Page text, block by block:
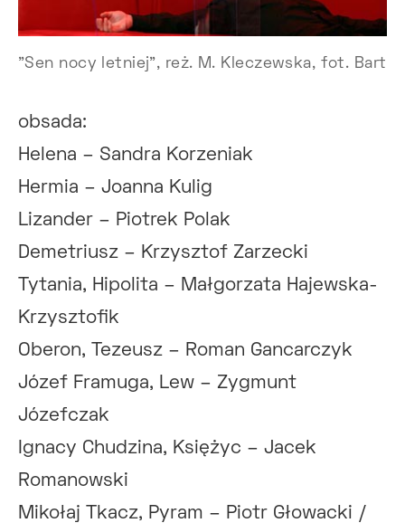
"Sen nocy letniej", reż. M. Kleczewska, fot. Bart
obsada:
Helena – Sandra Korzeniak
Hermia – Joanna Kulig
Lizander – Piotrek Polak
Demetriusz – Krzysztof Zarzecki
Tytania, Hipolita – Małgorzata Hajewska-
Krzysztofik
Oberon, Tezeusz – Roman Gancarczyk
Józef Framuga, Lew – Zygmunt
Józefczak
Ignacy Chudzina, Księżyc – Jacek
Romanowski
Mikołaj Tkacz, Pyram – Piotr Głowacki /